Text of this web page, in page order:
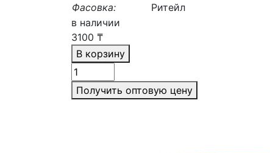
Фасовка:
Ритейл
в наличии
3100 ₸
В корзину
Получить оптовую цену